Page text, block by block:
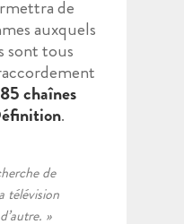
de
auxquels
sont tous
chaînes
.
de
télévision
»